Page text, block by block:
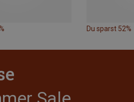
Du sparst 52%